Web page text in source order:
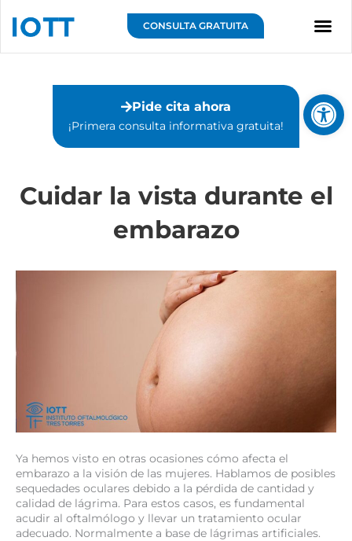
Abrir
contenido
CONSULTA GRATUITA
Pide cita ahora
¡Primera consulta informativa gratuita!⁣
Cuidar la vista durante el
embarazo
Ya hemos visto en otras ocasiones cómo afecta el
embarazo a la visión de las mujeres. Hablamos de posibles
sequedades oculares debido a la pérdida de cantidad y
calidad de lágrima. Para estos casos, es fundamental
acudir al oftalmólogo y llevar un tratamiento ocular
adecuado. Normalmente a base de lágrimas artificiales.